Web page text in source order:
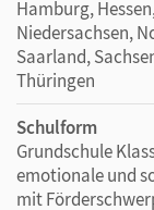
Hamburg,
Niedersachsen,
Saarland,
Thüringen
Schulform
Grundschule
emotionale und
mit